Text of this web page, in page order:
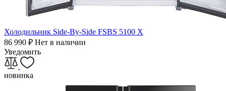
Холодильник Side-By-Side FSBS 5100 X
86 990 ₽ Нет в наличии
Уведомить
новинка